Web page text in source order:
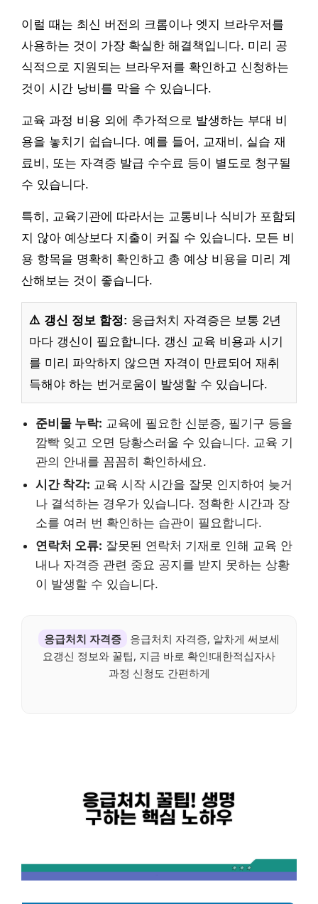
이럴 때는 최신 버전의 크롬이나 엣지 브라우저를
사용하는 것이 가장 확실한 해결책입니다. 미리 공
식적으로 지원되는 브라우저를 확인하고 신청하는
것이 시간 낭비를 막을 수 있습니다.
교육 과정 비용 외에 추가적으로 발생하는 부대 비
용을 놓치기 쉽습니다. 예를 들어, 교재비, 실습 재
료비, 또는 자격증 발급 수수료 등이 별도로 청구될
수 있습니다.
특히, 교육기관에 따라서는 교통비나 식비가 포함되
지 않아 예상보다 지출이 커질 수 있습니다. 모든 비
용 항목을 명확히 확인하고 총 예상 비용을 미리 계
산해보는 것이 좋습니다.
⚠️ 갱신 정보 함정: 응급처치 자격증은 보통 2년
마다 갱신이 필요합니다. 갱신 교육 비용과 시기
를 미리 파악하지 않으면 자격이 만료되어 재취
득해야 하는 번거로움이 발생할 수 있습니다.
준비물 누락: 교육에 필요한 신분증, 필기구 등을
깜빡 잊고 오면 당황스러울 수 있습니다. 교육 기
관의 안내를 꼼꼼히 확인하세요.
시간 착각: 교육 시작 시간을 잘못 인지하여 늦거
나 결석하는 경우가 있습니다. 정확한 시간과 장
소를 여러 번 확인하는 습관이 필요합니다.
연락처 오류: 잘못된 연락처 기재로 인해 교육 안
내나 자격증 관련 중요 공지를 받지 못하는 상황
이 발생할 수 있습니다.
응급처치 자격증
응급처치 자격증, 알차게 써보세
요갱신 정보와 꿀팁, 지금 바로 확인!대한적십자사
과정 신청도 간편하게